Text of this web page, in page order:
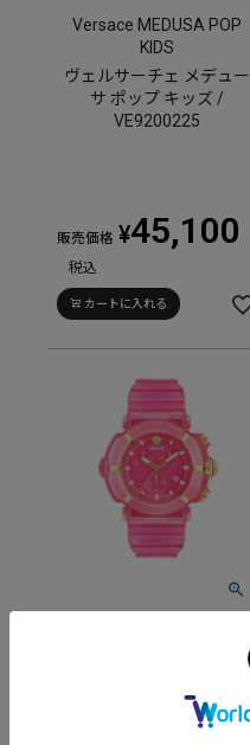
Versace MEDUSA POP
KIDS
ヴェルサーチェ メデュー
サ ポップ キッズ /
VE9200225
販売価格 ¥45,100
税込
カートに入れる
ーチェ リアルアクティブ
クロノ / VE0L00725